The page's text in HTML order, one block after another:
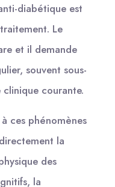
diabétique est
Le
et il demande
souvent sous-
courante.
ces phénomènes
la
des
la